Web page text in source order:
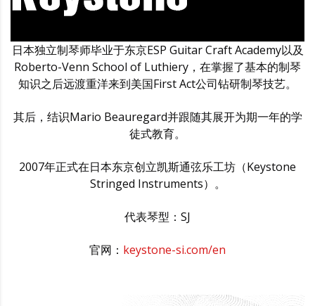
日本独立制琴师毕业于东京ESP Guitar Craft Academy以及
Roberto-Venn School of Luthiery，在掌握了基本的制琴
知识之后远渡重洋来到美国First Act公司钻研制琴技艺。
其后，结识Mario Beauregard并跟随其展开为期一年的学
徒式教育。
2007年正式在日本东京创立凯斯通弦乐工坊（Keystone
Stringed Instruments）。
代表琴型：SJ
官网： keystone-si.com/en